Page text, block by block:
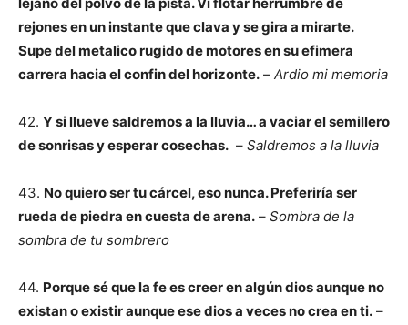
rejones en un instante que clava y se gira a mirarte.
Supe del metalico rugido de motores en su efimera
carrera hacia el confin del horizonte. – Ardio mi memoria
42. Y si llueve saldremos a la lluvia… a vaciar el semillero
de sonrisas y esperar cosechas. – Saldremos a la lluvia
43. No quiero ser tu cárcel, eso nunca. Preferiría ser
rueda de piedra en cuesta de arena. – Sombra de la
sombra de tu sombrero
44. Porque sé que la fe es creer en algún dios aunque no
existan o existir aunque ese dios a veces no crea en ti. –